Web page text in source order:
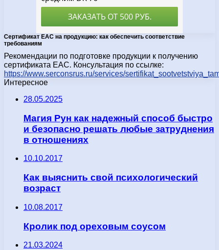
Сертификат EAC на продукцию: как обеспечить соответствие
требованиям
Рекомендации по подготовке продукции к получению
сертификата EAC. Консультация по ссылке:
https://www.serconsrus.ru/services/
Интересное
28.05.2025
Магия Рун как надежный способ быстро
и безопасно решать любые затруднения
в отношениях
10.10.2017
Как выяснить свой психологический
возраст
10.08.2017
Кролик под ореховым соусом
21.03.2024